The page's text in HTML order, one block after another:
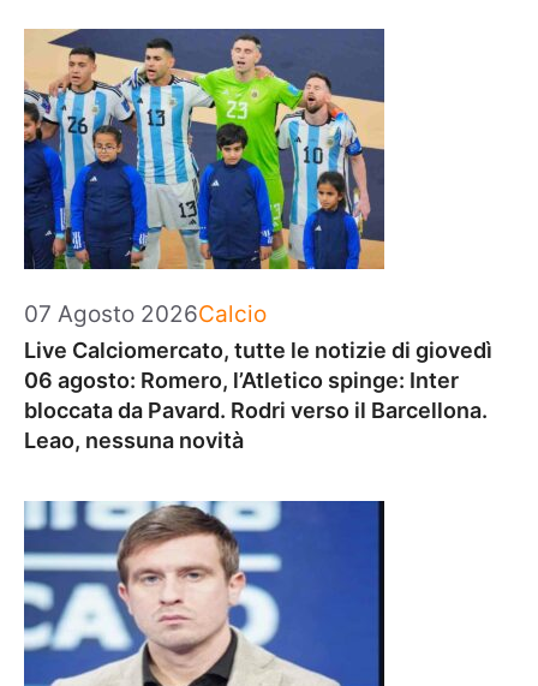
07 Agosto 2026Categorie
Calcio
Live Calciomercato, tutte le notizie di giovedì
06 agosto: Romero, l’Atletico spinge: Inter
bloccata da Pavard. Rodri verso il Barcellona.
Leao, nessuna novità